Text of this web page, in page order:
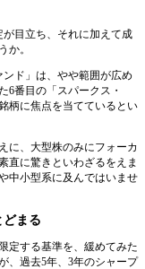
目立ち、それに加えて成
か。
ド」は、やや範囲が広め
6番目の「スパークス・
柄に焦点を当てているとい
に、大型株のみにフォーカ
直に驚きといわざるをえま
中小型系に及んではいませ
まる
定する基準を、緩めてみた
、過去5年、3年のシャープ